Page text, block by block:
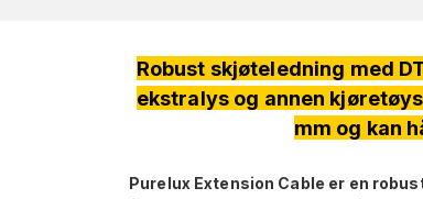
Robust skjøteledning med
ekstralys og annen
mm og kan
Purelux Extension Cable er en